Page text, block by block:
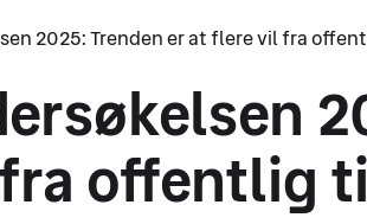
2025: Trenden er at flere vil fra
offentlig